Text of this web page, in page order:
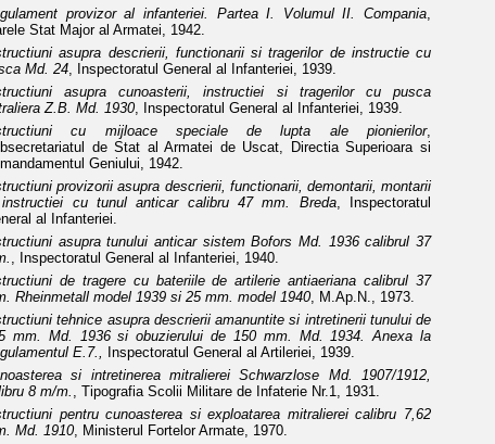
provizor al infanteriei. Partea I. Volumul II. Compania,
Stat Major al Armatei, 1942.
asupra descrierii, functionarii si tragerilor de instructie cu
Md. 24, Inspectoratul General al Infanteriei, 1939.
asupra cunoasterii, instructiei si tragerilor cu pusca
Z.B. Md. 1930, Inspectoratul General al Infanteriei, 1939.
cu mijloace speciale de lupta ale pionierilor,
de Stat al Armatei de Uscat, Directia Superioara si
Geniului, 1942.
provizorii asupra descrierii, functionarii, demontarii, montarii
cu tunul anticar calibru 47 mm. Breda, Inspectoratul
al Infanteriei.
asupra tunului anticar sistem Bofors Md. 1936 calibrul 37
, Inspectoratul General al Infanteriei, 1940.
de tragere cu bateriile de artilerie antiaeriana calibrul 37
Rheinmetall model 1939 si 25 mm. model 1940, M.Ap.N., 1973.
tehnice asupra descrierii amanuntite si intretinerii tunului de
mm. Md. 1936 si obuzierului de 150 mm. Md. 1934. Anexa la
E.7.,
Inspectoratul General al Artileriei, 1939.
si intretinerea mitralierei Schwarzlose Md. 1907/1912,
8 m/m. , Tipografia Scolii Militare de Infaterie Nr.1, 1931.
pentru cunoasterea si exploatarea mitralierei calibru 7,62
Md. 1910, Ministerul Fortelor Armate, 1970.